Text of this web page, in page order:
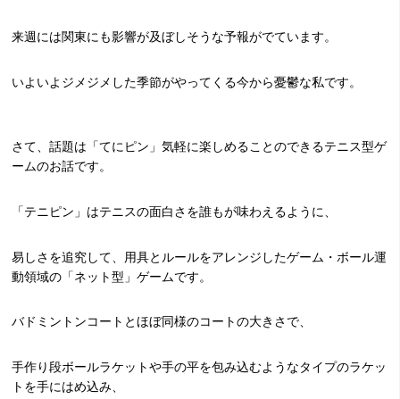
来週には関東にも影響が及ぼしそうな予報がでています。
いよいよジメジメした季節がやってくる今から憂鬱な私です。
さて、話題は「てにピン」気軽に楽しめることのできるテニス型ゲ
ームのお話です。
「テニピン」はテニスの面白さを誰もが味わえるように、
易しさを追究して、用具とルールをアレンジしたゲーム・ボール運
動領域の「ネット型」ゲームです。
バドミントンコートとほぼ同様のコートの大きさで、
手作り段ボールラケットや手の平を包み込むようなタイプのラケッ
トを手にはめ込み、